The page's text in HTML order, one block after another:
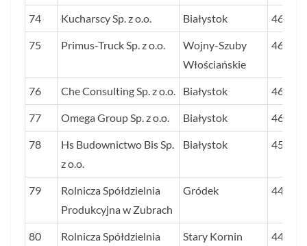
74 Kucharscy Sp. z o.o. Białystok 46,8
75 Primus-Truck Sp. z o.o.
Wojny-Szuby
Włościańskie
46,5
76 Che Consulting Sp. z o.o. Białystok 46,4
77 Omega Group Sp. z o.o. Białystok 46,0
78
Hs Budownictwo Bis Sp.
z o.o.
Białystok 45,5
79
Rolnicza Spółdzielnia
Produkcyjna w Zubrach
Gródek 44,9
80
Rolnicza Spółdzielnia
Stary Kornin 44,4